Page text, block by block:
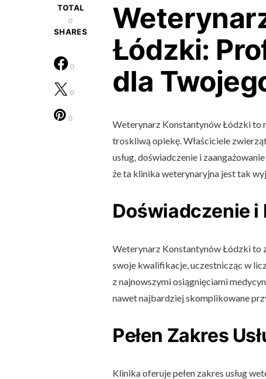
TOTAL
0
SHARES
0
0
0
Łódzki:
dla
Weterynarz Konstantynów Łódzki to
troskliwą opiekę. Właściciele
usług, doświadczenie i
że ta klinika weterynaryjna jest tak
Doświadczenie
Weterynarz Konstantynów Łódzki to
swoje kwalifikacje, uczestnicząc w
z najnowszymi osiągnięciami
nawet najbardziej skomplikowane
Pełen Zakres
Klinika oferuje pełen zakres usług